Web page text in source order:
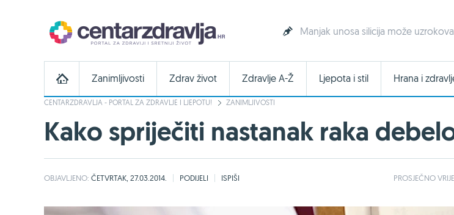
Manjak unosa silicija može
Zanimljivosti Zdrav život Zdravlje A-Ž Ljepota i stil Hrana i
CENTARZDRAVLJA - PORTAL ZA ZDRAVLJE I LJEPOTU! ZANIMLJIVOSTI
Kako spriječiti nastanak raka
OBJAVLJENO: ČETVRTAK, 27.03.2014. PODIJELI ISPIŠI PROSJEČNO